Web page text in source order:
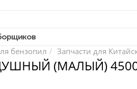
и отбойных молотков
другие
бензопил Запчасти для
(МАЛЫЙ)